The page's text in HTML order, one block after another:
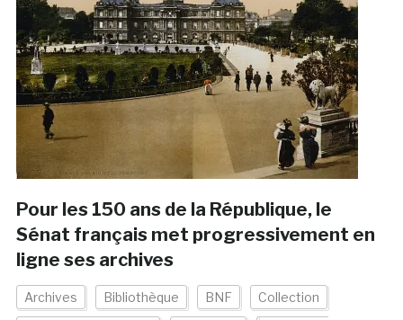
Pour les 150 ans de la République, le
Sénat français met progressivement en
ligne ses archives
Archives Bibliothèque BNF Collection